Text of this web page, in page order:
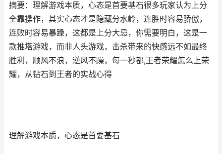
摘要：理解游戏本质，心态是首要基石很多玩家认为上分
全靠操作，其实心态才是隐藏分水岭，连胜时容易骄傲，
连败时容易暴躁，这都是上分大忌，你需要明白，这是一
款推塔游戏，而非人头游戏，击杀带来的快感远不如最终
胜利，顺风不浪，逆风不躁，每一秒都,王者荣耀怎么上荣
耀，从钻石到王者的实战心得
理解游戏本质，心态是首要基石